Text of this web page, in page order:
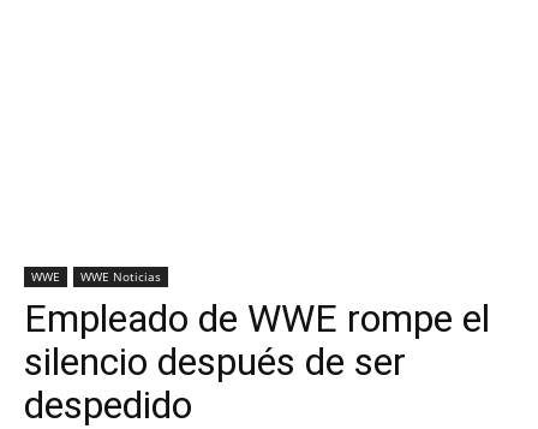
WWE WWE Noticias
Empleado de WWE rompe el
silencio después de ser
despedido